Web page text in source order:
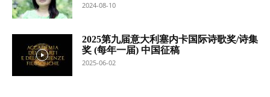
2024-08-10
2025第九届意大利塞内卡国际诗歌奖/诗集
奖 (每年一届) 中国征稿
2025-06-02